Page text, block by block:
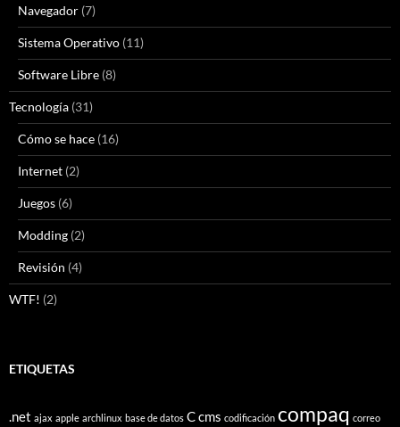
Navegador (7)
Sistema Operativo (11)
Software Libre (8)
Tecnología (31)
Cómo se hace (16)
Internet (2)
Juegos (6)
Modding (2)
Revisión (4)
WTF! (2)
ETIQUETAS
.net ajax apple archlinux base de datos Ccms codificación compaq correo